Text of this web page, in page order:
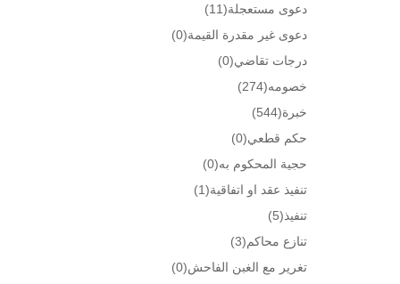
دعوى مستعجلة(11)
دعوى غير مقدرة القيمة(0)
درجات تقاضي(0)
خصومه(274)
خبرة(544)
حكم قطعي(0)
حجية المحكوم به(0)
تنفيذ عقد او اتفاقية(1)
تنفيذ(5)
تنازع محاكم(3)
تغرير مع الغبن الفاحش(0)